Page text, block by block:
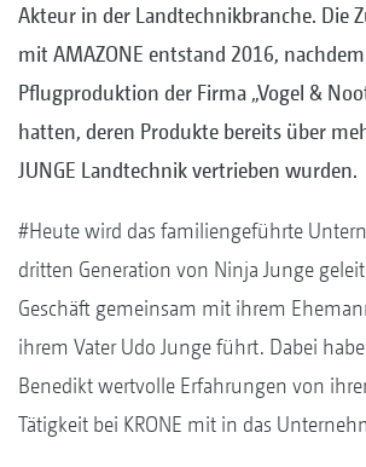
Akteur in der Landtechnikbranche. Die
mit AMAZONE entstand 2016,
Pflugproduktion der Firma „Vogel &
hatten, deren Produkte bereits über
JUNGE Landtechnik vertrieben wurden.
#Heute wird das familiengeführte
dritten Generation von Ninja Junge
Geschäft gemeinsam mit ihrem
ihrem Vater Udo Junge führt. Dabei
Benedikt wertvolle Erfahrungen von
Tätigkeit bei KRONE mit in das